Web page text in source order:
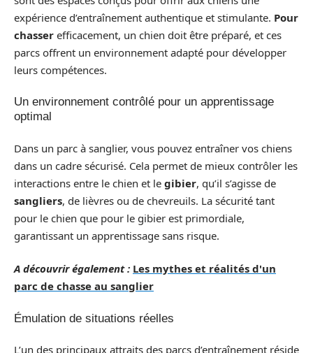
expérience d’entraînement authentique et stimulante. Pour
chasser efficacement, un chien doit être préparé, et ces
parcs offrent un environnement adapté pour développer
leurs compétences.
Un environnement contrôlé pour un apprentissage
optimal
Dans un parc à sanglier, vous pouvez entraîner vos chiens
dans un cadre sécurisé. Cela permet de mieux contrôler les
interactions entre le chien et le gibier, qu’il s’agisse de
sangliers, de lièvres ou de chevreuils. La sécurité tant
pour le chien que pour le gibier est primordiale,
garantissant un apprentissage sans risque.
A découvrir également : Les mythes et réalités d'un
parc de chasse au sanglier
Émulation de situations réelles
L’un des principaux attraits des parcs d’entraînement réside